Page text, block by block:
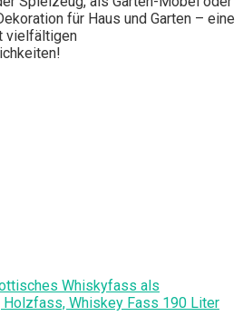
für Haus und Garten – eine
vielfältigen
Whiskyfass als
Holzfass, Whiskey Fass 190 Liter